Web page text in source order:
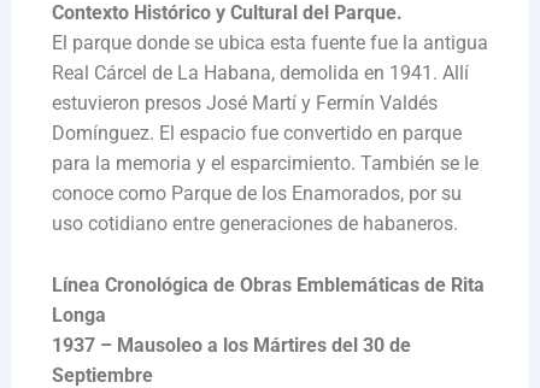
Contexto Histórico y Cultural del Parque.
El parque donde se ubica esta fuente fue la antigua
Real Cárcel de La Habana, demolida en 1941. Allí
estuvieron presos José Martí y Fermín Valdés
Domínguez. El espacio fue convertido en parque
para la memoria y el esparcimiento. También se le
conoce como Parque de los Enamorados, por su
uso cotidiano entre generaciones de habaneros.
Línea Cronológica de Obras Emblemáticas de Rita
Longa
1937 – Mausoleo a los Mártires del 30 de
Septiembre